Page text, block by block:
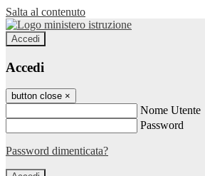
Salta al contenuto
Accedi
Accedi
button close ×
Nome Utente
Password
Password dimenticata?